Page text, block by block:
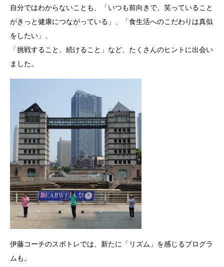
自分ではわからないことも、「いつも前向きで、笑っていること
がきっと健康につながっている」、「食生活へのこだわりは真似
をしたい」、
「挑戦すること、続けること」など、たくさんのヒントに出会い
ました。
伊藤コーチのスポトレでは、新たに「リズム」を感じるプログラ
ムも。